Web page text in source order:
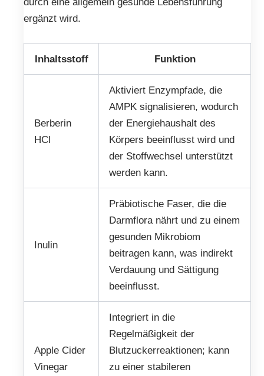
ergänzt wird.
Inhaltsstoff Funktion
Berberin
HCl
Aktiviert Enzympfade, die
AMPK signalisieren, wodurch
der Energiehaushalt des
Körpers beeinflusst wird und
der Stoffwechsel unterstützt
werden kann.
Inulin
Präbiotische Faser, die die
Darmflora nährt und zu einem
gesunden Mikrobiom
beitragen kann, was indirekt
Verdauung und Sättigung
beeinflusst.
Apple Cider
Vinegar
Integriert in die
Regelmäßigkeit der
Blutzuckerreaktionen; kann
zu einer stabileren